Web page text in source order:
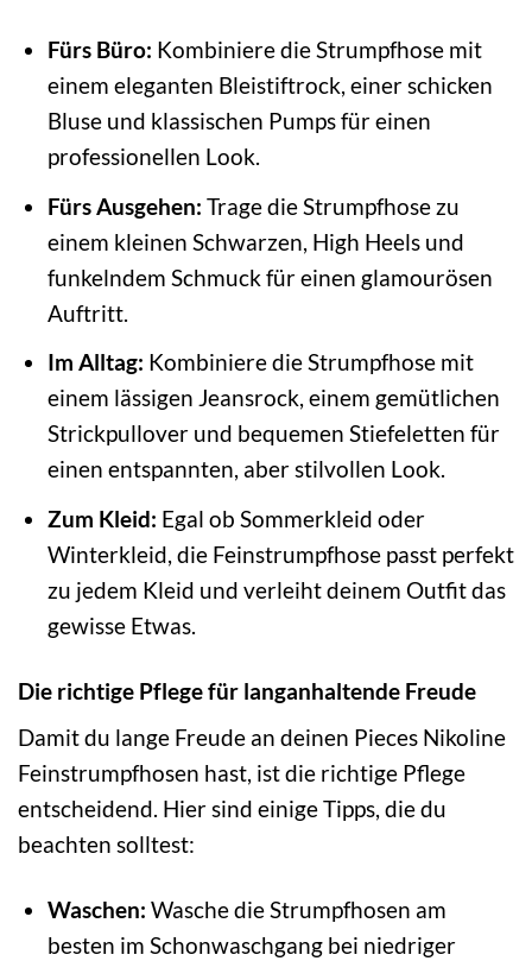
Fürs Büro: Kombiniere die Strumpfhose mit
einem eleganten Bleistiftrock, einer schicken
Bluse und klassischen Pumps für einen
professionellen Look.
Fürs Ausgehen: Trage die Strumpfhose zu
einem kleinen Schwarzen, High Heels und
funkelndem Schmuck für einen glamourösen
Auftritt.
Im Alltag: Kombiniere die Strumpfhose mit
einem lässigen Jeansrock, einem gemütlichen
Strickpullover und bequemen Stiefeletten für
einen entspannten, aber stilvollen Look.
Zum Kleid: Egal ob Sommerkleid oder
Winterkleid, die Feinstrumpfhose passt perfekt
zu jedem Kleid und verleiht deinem Outfit das
gewisse Etwas.
Die richtige Pflege für langanhaltende Freude
Damit du lange Freude an deinen Pieces Nikoline
Feinstrumpfhosen hast, ist die richtige Pflege
entscheidend. Hier sind einige Tipps, die du
beachten solltest:
Waschen: Wasche die Strumpfhosen am
besten im Schonwaschgang bei niedriger